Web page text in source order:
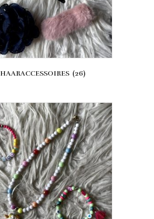
HAARACCESSOIRES (26)